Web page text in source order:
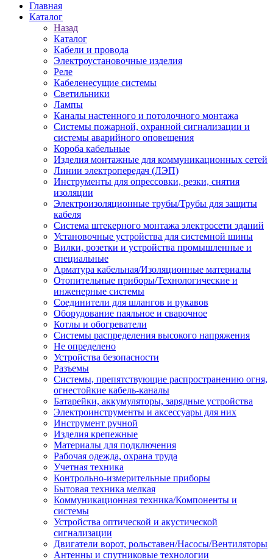
Главная
Каталог
Назад
Каталог
Кабели и провода
Электроустановочные изделия
Реле
Кабеленесущие системы
Светильники
Лампы
Каналы настенного и потолочного монтажа
Системы пожарной, охранной сигнализации и
системы аварийного оповещения
Короба кабельные
Изделия монтажные для коммуникационных сетей
Линии электропередач (ЛЭП)
Инструменты для опрессовки, резки, снятия
изоляции
Электроизоляционные трубы/Трубы для защиты
кабеля
Система штекерного монтажа электросети зданий
Установочные устройства для системной шины
Вилки, розетки и устройства промышленные и
специальные
Арматура кабельная/Изоляционные материалы
Отопительные приборы/Технологические и
инженерные системы
Соединители для шлангов и рукавов
Оборудование паяльное и сварочное
Котлы и обогреватели
Системы распределения высокого напряжения
Не определено
Устройства безопасности
Разъемы
Системы, препятствующие распространению огня,
огнестойкие кабель-каналы
Батарейки, аккумуляторы, зарядные устройства
Электроинструменты и аксессуары для них
Инструмент ручной
Изделия крепежные
Материалы для подключения
Рабочая одежда, охрана труда
Учетная техника
Контрольно-измерительные приборы
Бытовая техника мелкая
Коммуникационная техника/Компоненты и
системы
Устройства оптической и акустической
сигнализации
Двигатели ворот, рольставен/Насосы/Вентиляторы
Антенны и спутниковые технологии